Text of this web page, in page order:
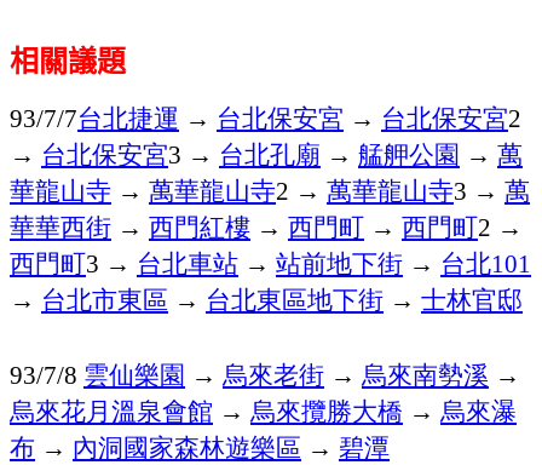
相關議題
93/7/7台北捷運 → 台北保安宮 → 台北保安宮2
→ 台北保安宮3 → 台北孔廟 → 艋舺公園 → 萬
華龍山寺 → 萬華龍山寺2 → 萬華龍山寺3 → 萬
華華西街 → 西門紅樓 → 西門町 → 西門町2 →
西門町3 → 台北車站 → 站前地下街 → 台北101
→ 台北市東區 → 台北東區地下街 → 士林官邸
93/7/8 雲仙樂園 → 烏來老街 → 烏來南勢溪 →
烏來花月溫泉會館 → 烏來攬勝大橋 → 烏來瀑
布 → 內洞國家森林遊樂區 → 碧潭